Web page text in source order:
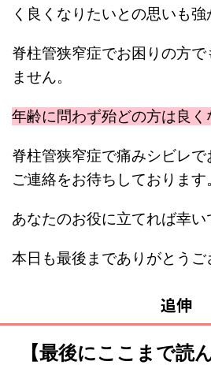
く良くなりたいとの思いも強
脊柱管狭窄症でお困りの方で
ません。
年齢に問わず殆どの方は良く
脊柱管狭窄症で痛みシビレ
ご連絡をお待ちしております
あなたのお役に立てれば幸い
本日も最後までありがとうご
追伸
【最後にここまで読